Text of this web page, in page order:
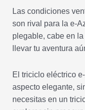
Las condiciones
son rival para la e-
plegable, cabe en
llevar tu aventura
El triciclo eléctrico
aspecto elegante,
necesitas en un